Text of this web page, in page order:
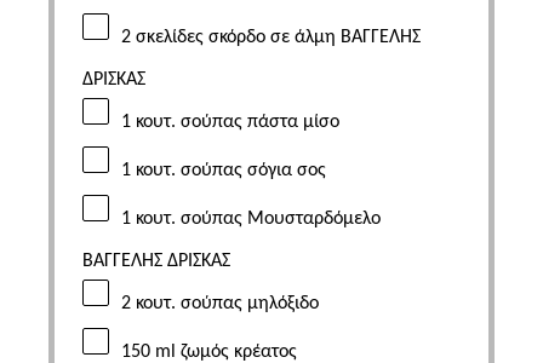
2 σκελίδες σκόρδο σε άλμη ΒΑΓΓΕΛΗΣ
ΔΡΙΣΚΑΣ
1 κουτ. σούπας πάστα μίσο
1 κουτ. σούπας σόγια σος
1 κουτ. σούπας Μουσταρδόμελο
ΒΑΓΓΕΛΗΣ ΔΡΙΣΚΑΣ
2 κουτ. σούπας μηλόξιδο
150 ml ζωμός κρέατος